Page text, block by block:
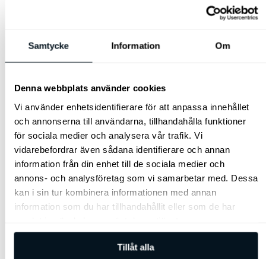
Samtycke Information Om
Denna webbplats använder cookies
Vi använder enhetsidentifierare för att anpassa innehållet
och annonserna till användarna, tillhandahålla funktioner
för sociala medier och analysera vår trafik. Vi
vidarebefordrar även sådana identifierare och annan
information från din enhet till de sociala medier och
annons- och analysföretag som vi samarbetar med. Dessa
kan i sin tur kombinera informationen med annan
information som du har tillhandahållit eller som de har
Tillåt alla
KIA TILLBEHÖR
ERBJUDANDEN
PRIVAT
PRIVATLEASING
KIA GODKÄND
TJÄNSTEBIL
TJÄNSTEBIL
BUSINESS EDITION
BUSINESS LEASE
KIA DRIVE
TRANSPORTBILAR